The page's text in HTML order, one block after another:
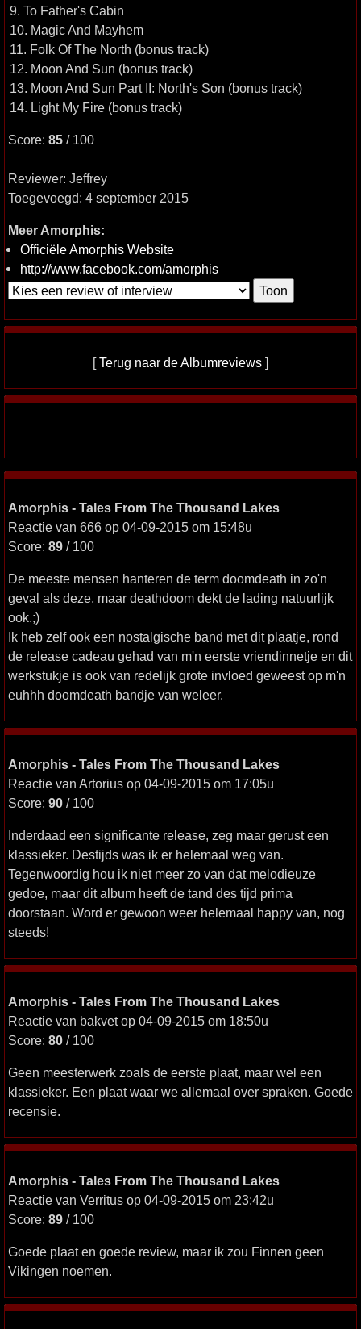
9. To Father's Cabin
10. Magic And Mayhem
11. Folk Of The North (bonus track)
12. Moon And Sun (bonus track)
13. Moon And Sun Part II: North's Son (bonus track)
14. Light My Fire (bonus track)
Score: 85 / 100
Reviewer: Jeffrey
Toegevoegd: 4 september 2015
Meer Amorphis:
Officiële Amorphis Website
http://www.facebook.com/amorphis
[Terug naar de Albumreviews ]
Amorphis - Tales From The Thousand Lakes
Reactie van 666 op 04-09-2015 om 15:48u
Score: 89 / 100
De meeste mensen hanteren de term doomdeath in zo'n
geval als deze, maar deathdoom dekt de lading natuurlijk
ook.;)
Ik heb zelf ook een nostalgische band met dit plaatje, rond
de release cadeau gehad van m'n eerste vriendinnetje en dit
werkstukje is ook van redelijk grote invloed geweest op m'n
euhhh doomdeath bandje van weleer.
Amorphis - Tales From The Thousand Lakes
Reactie van Artorius op 04-09-2015 om 17:05u
Score: 90 / 100
Inderdaad een significante release, zeg maar gerust een
klassieker. Destijds was ik er helemaal weg van.
Tegenwoordig hou ik niet meer zo van dat melodieuze
gedoe, maar dit album heeft de tand des tijd prima
doorstaan. Word er gewoon weer helemaal happy van, nog
steeds!
Amorphis - Tales From The Thousand Lakes
Reactie van bakvet op 04-09-2015 om 18:50u
Score: 80 / 100
Geen meesterwerk zoals de eerste plaat, maar wel een
klassieker. Een plaat waar we allemaal over spraken. Goede
recensie.
Amorphis - Tales From The Thousand Lakes
Reactie van Verritus op 04-09-2015 om 23:42u
Score: 89 / 100
Goede plaat en goede review, maar ik zou Finnen geen
Vikingen noemen.